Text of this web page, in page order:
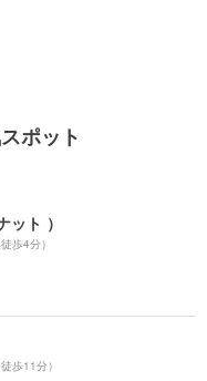
ポット
ト ）
徒歩4分）
徒歩11分）